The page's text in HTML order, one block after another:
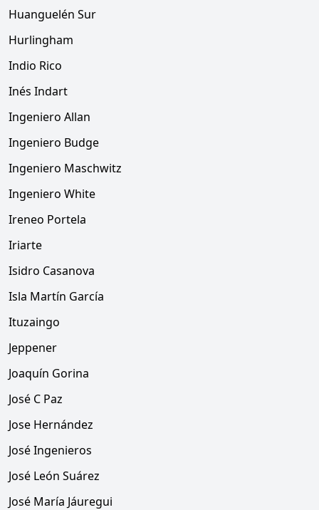
Huanguelén Sur
Hurlingham
Indio Rico
Inés Indart
Ingeniero Allan
Ingeniero Budge
Ingeniero Maschwitz
Ingeniero White
Ireneo Portela
Iriarte
Isidro Casanova
Isla Martín García
Ituzaingo
Jeppener
Joaquín Gorina
José C Paz
Jose Hernández
José Ingenieros
José León Suárez
José María Jáuregui